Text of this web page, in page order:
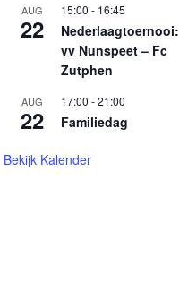
AUG
22
15:00 - 16:45
Nederlaagtoernooi:
vv Nunspeet – Fc
Zutphen
AUG
22
17:00 -21:00
Familiedag
Bekijk Kalender